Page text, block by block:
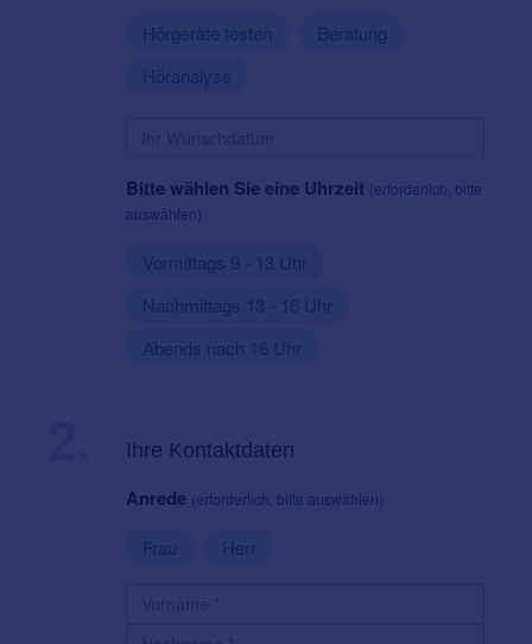
Hörgeräte testen
Beratung
Höranalyse
Bitte wählen Sie eine Uhrzeit (erforderlich, bitte
auswählen)
Vormittags 9 - 13 Uhr
Nachmittags 13 - 16 Uhr
Abends nach 16 Uhr
Ihre Kontaktdaten
Anrede (erforderlich, bitte auswählen)
Frau Herr